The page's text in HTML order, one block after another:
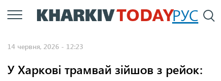
Перейти
до
РУС
14 червня, 2026 - 12:23
У Харкові трамвай зійшов з рейок: